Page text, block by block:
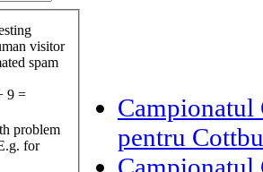
visitor
spam
9 =
problem
for
pentru